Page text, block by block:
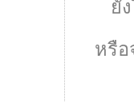
ยั
หรือ